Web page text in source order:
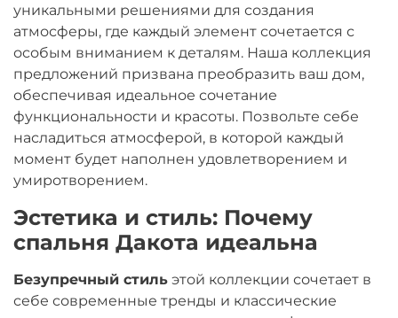
уникальными решениями для создания
атмосферы, где каждый элемент сочетается с
особым вниманием к деталям. Наша коллекция
предложений призвана преобразить ваш дом,
обеспечивая идеальное сочетание
функциональности и красоты. Позвольте себе
насладиться атмосферой, в которой каждый
момент будет наполнен удовлетворением и
умиротворением.
Эстетика и стиль: Почему
спальня Дакота идеальна
Безупречный стиль этой коллекции сочетает в
себе современные тренды и классические